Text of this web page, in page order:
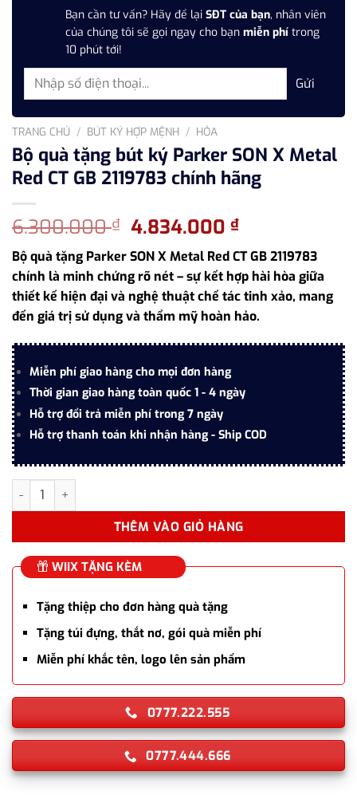
Bạn cần tư vấn? Hãy để lại SĐT của bạn, nhân viên
của chúng tôi sẽ gọi ngay cho bạn miễn phí trong
10 phút tới!
TRANG CHỦ / BÚT KÝ HỢP MỆNH / HỎA
Bộ quà tặng bút ký Parker SON X Metal
Red CT GB 2119783 chính hãng
6.300.000₫ Giá
gốc
là:
6.300.000 ₫.
4.834.000₫Giá
hiện
tại
là:
4.834.000 ₫.
Bộ quà tặng Parker SON X Metal Red CT GB 2119783
chính là minh chứng rõ nét – sự kết hợp hài hòa giữa
thiết kế hiện đại và nghệ thuật chế tác tinh xảo, mang
đến giá trị sử dụng và thẩm mỹ hoàn hảo.
Miễn phí giao hàng cho mọi đơn hàng
Thời gian giao hàng toàn quốc 1 - 4 ngày
Hỗ trợ đổi trả miễn phí trong 7 ngày
Hỗ trợ thanh toán khi nhận hàng - Ship COD
Bộ quà tặng bút ký Parker SON X Metal Red CT GB 2119783
THÊM VÀO GIỎ HÀNG
WIIX TẶNG KÈM
Tặng thiệp cho đơn hàng quà tặng
Tặng túi đựng, thắt nơ, gói quà miễn phí
Miễn phí khắc tên, logo lên sản phẩm
0777.222.555
0777.444.666